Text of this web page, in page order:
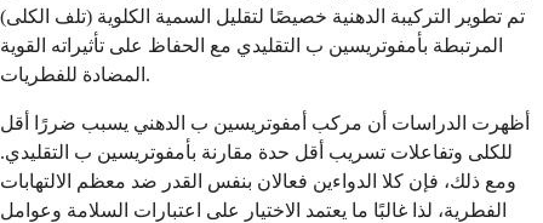
تم تطوير التركيبة الدهنية خصيصًا لتقليل السمية الكلوية (تلف الكلى)
المرتبطة بأمفوتريسين ب التقليدي مع الحفاظ على تأثيراته القوية
المضادة للفطريات.
أظهرت الدراسات أن مركب أمفوتريسين ب الدهني يسبب ضررًا أقل
للكلى وتفاعلات تسريب أقل حدة مقارنة بأمفوتريسين ب التقليدي.
ومع ذلك، فإن كلا الدواءين فعالان بنفس القدر ضد معظم الالتهابات
الفطرية، لذا غالبًا ما يعتمد الاختيار على اعتبارات السلامة وعوامل